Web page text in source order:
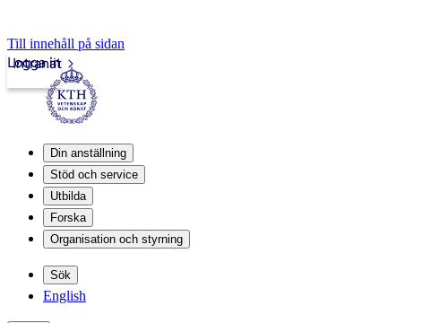
Till innehåll på sidan
Intranät
Logga in
Din anställning
Stöd och service
Utbilda
Forska
Organisation och styrning
Sök
English